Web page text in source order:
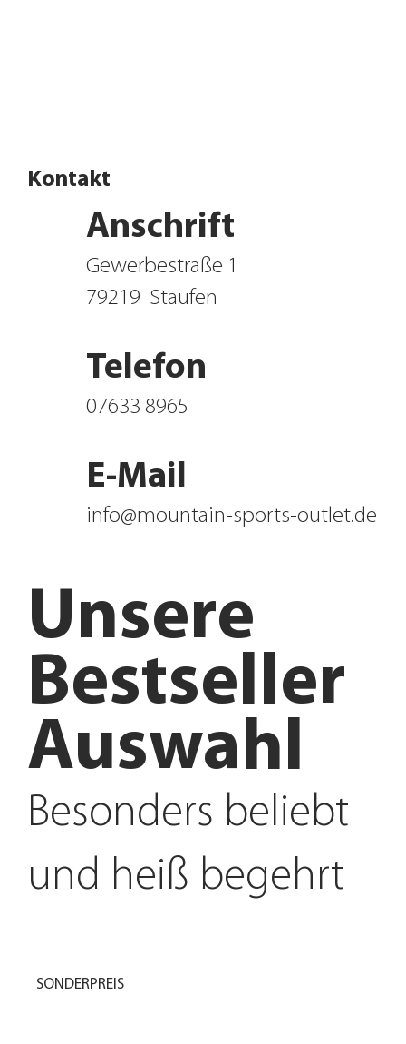
SONDERPREIS
Bestseller
Auswahl
Unsere
Besonders beliebt
und heiß begehrt
Kontakt
07633 8965
Telefon
info@mountain-sports-outlet.de
E-Mail
Staufen
79219
Gewerbestraße 1
Anschrift